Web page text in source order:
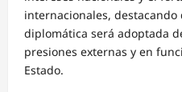
internacionales,
diplomática será adoptada
presiones externas y en
Estado.